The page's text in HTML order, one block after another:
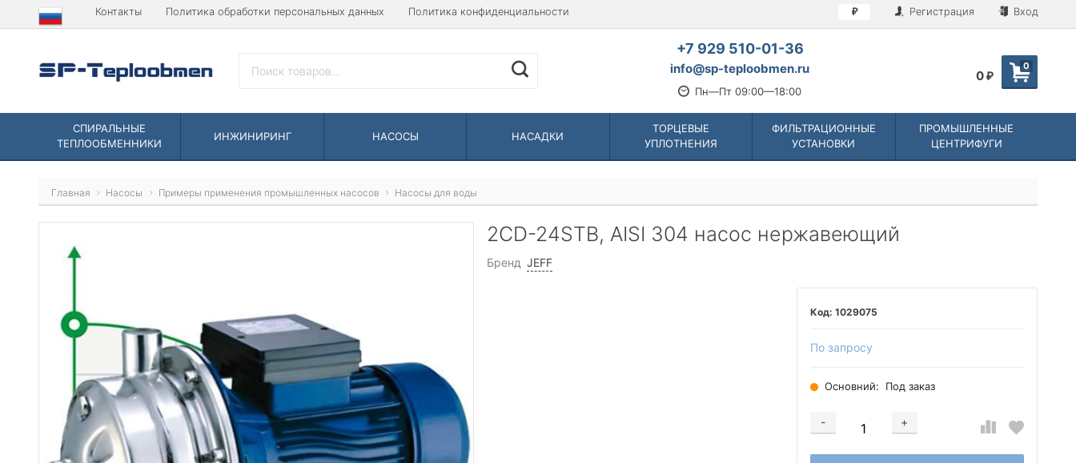
Контакты Политика обработки персональных данных Политика конфиденциальности ₽ Регистрация Вход
+7 929 510-01-36
info@sp-teploobmen.ru
Пн—Пт 09:00—18:00
0
0 ₽
СПИРАЛЬНЫЕ
ТЕПЛООБМЕННИКИ
ИНЖИНИРИНГ НАСОСЫ НАСАДКИ
ТОРЦЕВЫЕ
УПЛОТНЕНИЯ
ФИЛЬТРАЦИОННЫЕ
УСТАНОВКИ
ПРОМЫШЛЕННЫЕ
ЦЕНТРИФУГИ
Главная Насосы Примеры применения промышленных насосов Насосы для воды
2CD-24STB, AISI 304 насос нержавеющий
Бренд JEFF
1029075
По запросу
Основний: Под заказ
-
+
Добавляется...
Добавлен